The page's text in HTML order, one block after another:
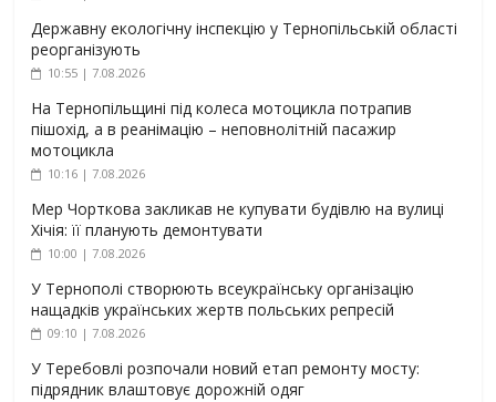
Державну екологічну інспекцію у Тернопільській області
реорганізують
10:55 | 7.08.2026
На Тернопільщині під колеса мотоцикла потрапив
пішохід, а в реанімацію – неповнолітній пасажир
мотоцикла
10:16 | 7.08.2026
Мер Чорткова закликав не купувати будівлю на вулиці
Хічія: її планують демонтувати
10:00 | 7.08.2026
У Тернополі створюють всеукраїнську організацію
нащадків українських жертв польських репресій
09:10 | 7.08.2026
У Теребовлі розпочали новий етап ремонту мосту:
підрядник влаштовує дорожній одяг